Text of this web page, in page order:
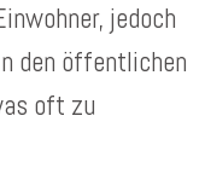
jedoch
den öffentlichen
oft zu